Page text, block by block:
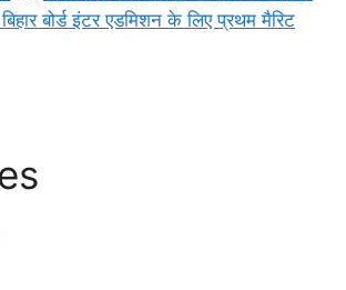
बोर्ड इंटर एडमिशन के लिए प्रथम मैरिट